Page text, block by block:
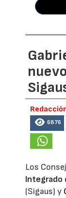
6876
Los
Integrado
(Sigaus) y